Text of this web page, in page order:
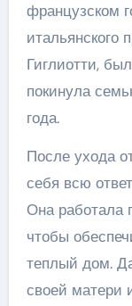
французском
итальянского
Гиглиотти,
покинула
года.
После ухода
себя всю
Она работала
чтобы
теплый дом.
своей матери